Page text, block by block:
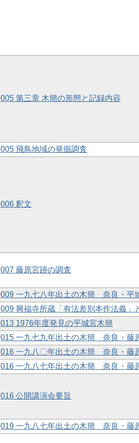
005 第三章 木簡の形態と記録内容
005 飛鳥地域の発掘調査
006 釈文
007 藤原宮跡の調査
009 一九七八年出土の木簡 奈良・平
009 興福寺所蔵「有法差別本作法義」
013 1976年度発見の平城宮木簡
015 一九七九年出土の木簡 奈良・藤
016 一九八〇年出土の木簡 奈良・藤
016 一九八七年出土の木簡 奈良・藤
016 公開講演会要旨
019 一九八七年出土の木簡 奈良・藤